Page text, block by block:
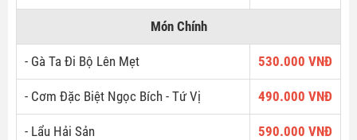
Món Chính
- Gà Ta Đi Bộ Lên Mẹt 530.000 VNĐ
- Cơm Đặc Biệt Ngọc Bích - Tứ Vị 490.000 VNĐ
- Lẩu Hải Sản 590.000 VNĐ